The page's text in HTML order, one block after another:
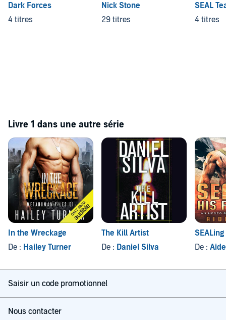
Dark Forces
4 titres
Nick Stone
29 titres
SEAL
4 titres
Livre 1 dans une autre série
In the Wreckage
De : Hailey Turner
The Kill Artist
De : Daniel Silva
De :
Saisir un code promotionnel
Nous contacter